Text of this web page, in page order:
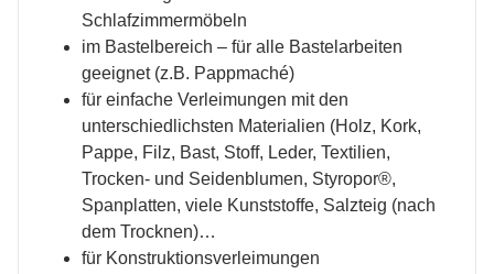
Schlafzimmermöbeln
im Bastelbereich – für alle Bastelarbeiten
geeignet (z.B. Pappmaché)
für einfache Verleimungen mit den
unterschiedlichsten Materialien (Holz, Kork,
Pappe, Filz, Bast, Stoff, Leder, Textilien,
Trocken- und Seidenblumen, Styropor®,
Spanplatten, viele Kunststoffe, Salzteig (nach
dem Trocknen)…
für Konstruktionsverleimungen